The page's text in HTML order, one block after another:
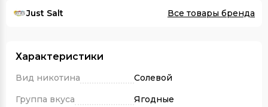
Just Salt Все товары бренда
Характеристики
Вид никотина
Солевой
Группа вкуса
Ягодные